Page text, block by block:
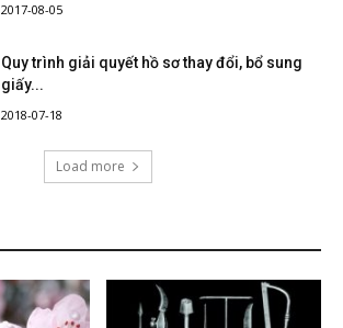
2017-08-05
Quy trình giải quyết hồ sơ thay đổi, bổ sung
giấy...
2018-07-18
Load more